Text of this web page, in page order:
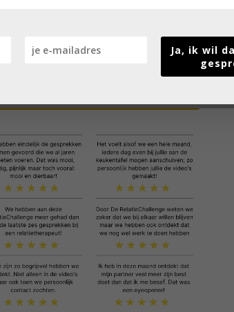
Schrijf je hier vrijblijvend in voor de
Ja, ik wil